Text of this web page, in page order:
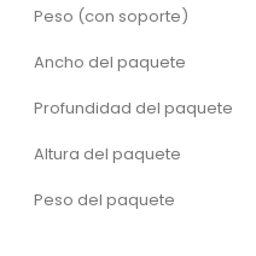
Peso (con soporte)
Ancho del paquete
Profundidad del paquete
Altura del paquete
Peso del paquete